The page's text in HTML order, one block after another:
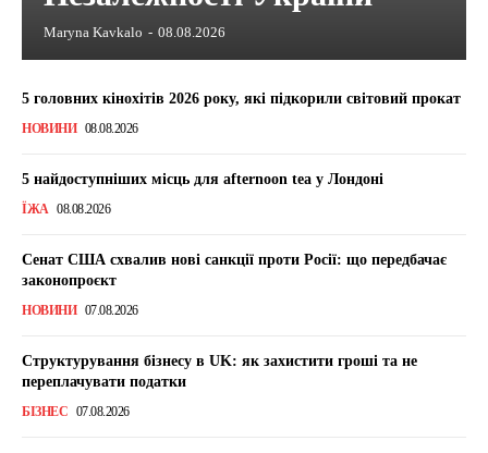
Maryna Kavkalo - 08.08.2026
5 головних кінохітів 2026 року, які підкорили світовий прокат
НОВИНИ 08.08.2026
5 найдоступніших місць для afternoon tea у Лондоні
ЇЖА 08.08.2026
Сенат США схвалив нові санкції проти Росії: що передбачає
законопроєкт
НОВИНИ 07.08.2026
Структурування бізнесу в UK: як захистити гроші та не
переплачувати податки
БІЗНЕС 07.08.2026